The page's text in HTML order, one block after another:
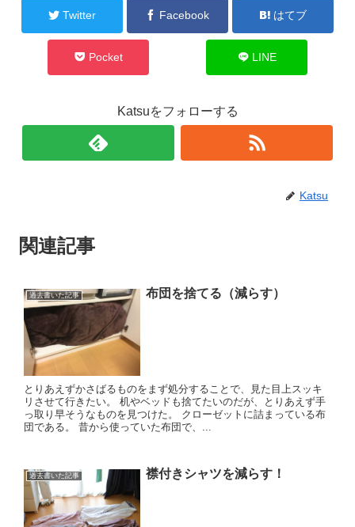
Twitter Facebook はてブ
Pocket LINE
Katsuをフォローする
Katsu
関連記事
過去書いた記事 布団を捨てる（減らす）
とりあえずかさばるものをまず処分することで、見た目上スッキ
リさせて行きたい。 机やベッドも捨てたいのだが、とりあえず手
っ取り早そうなものを見つけた。 クローゼットに詰まっている布
団である。 昔から使っていた布団で、...
過去書いた記事 襟付きシャツを減らす！